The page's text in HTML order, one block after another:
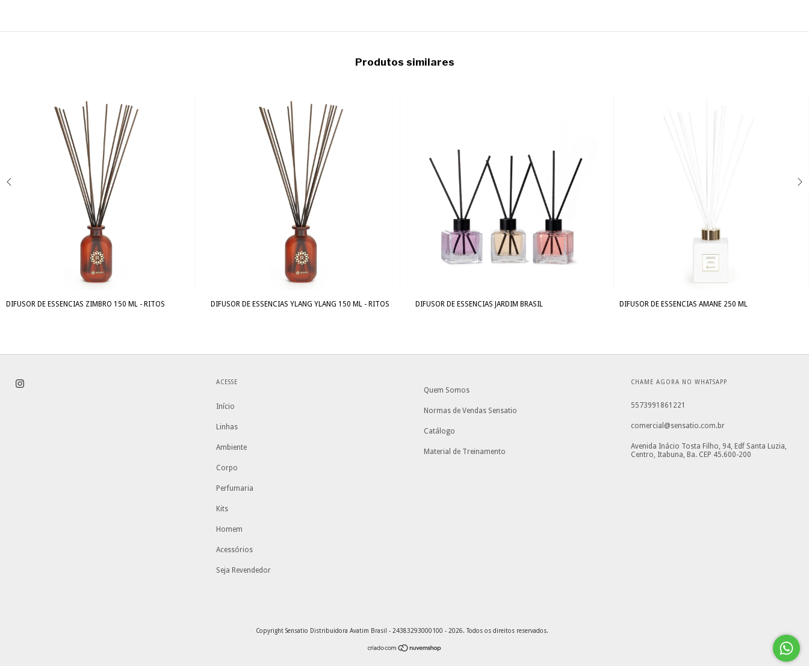
Produtos similares
DIFUSOR DE ESSENCIAS ZIMBRO 150 ML - RITOS DIFUSOR DE ESSENCIAS YLANG YLANG 150 ML - RITOS DIFUSOR DE ESSENCIAS JARDIM BRASIL DIFUSOR DE ESSENCIAS AMANE 250 ML
ACESSE
Início
Linhas
Ambiente
Corpo
Perfumaria
Kits
Homem
Acessórios
Seja Revendedor
Quem Somos
Normas de Vendas Sensatio
Catálogo
Material de Treinamento
CHAME AGORA NO WHATSAPP
5573991861221
comercial@sensatio.com.br
Avenida Inácio Tosta Filho, 94, Edf Santa Luzia,
Centro, Itabuna, Ba. CEP 45.600-200
Copyright Sensatio Distribuidora Avatim Brasil - 24383293000100 - 2026. Todos os direitos reservados.